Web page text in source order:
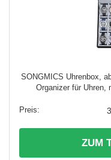
SONGMICS Uhrenbox,
Organizer für Uhren,
ZUM